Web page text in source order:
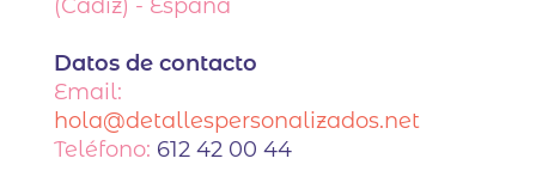
(Cádiz) - España
Datos de contacto
Email:
hola@detallespersonalizados.net
Teléfono: 612 42 00 44